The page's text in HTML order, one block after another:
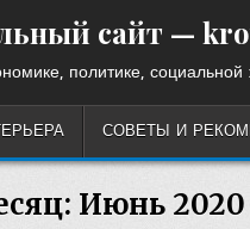
сайт —
политике, социальной
СОВЕТЫ И
Июнь 2020